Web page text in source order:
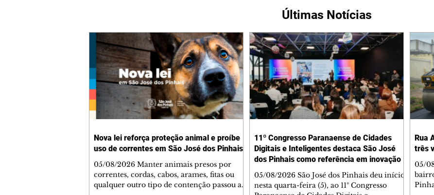
Últimas Notícias
Nova lei reforça proteção animal e proíbe
uso de correntes em São José dos Pinhais
05/08/2026 Manter animais presos por
correntes, cordas, cabos, arames, fitas ou
qualquer outro tipo de contenção passou a
11º Congresso Paranaense de Cidades
Digitais e Inteligentes destaca São José
dos Pinhais como referência em inovação
05/08/2026 São José dos Pinhais deu início,
nesta quarta-feira (5), ao 11º Congresso
Rua
três
05/